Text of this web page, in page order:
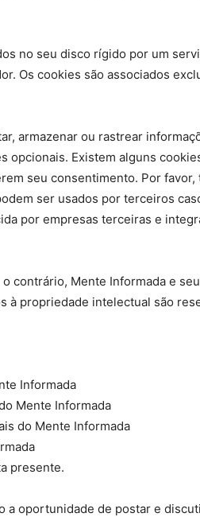
no seu disco rígido por um
Os cookies são associados
armazenar ou rastrear
opcionais. Existem alguns
seu consentimento. Por
ser usados por terceiros
por empresas terceiras e
contrário, Mente Informada e
à propriedade intelectual são
Informada
Mente Informada
do Mente Informada
presente.
a oportunidade de postar e